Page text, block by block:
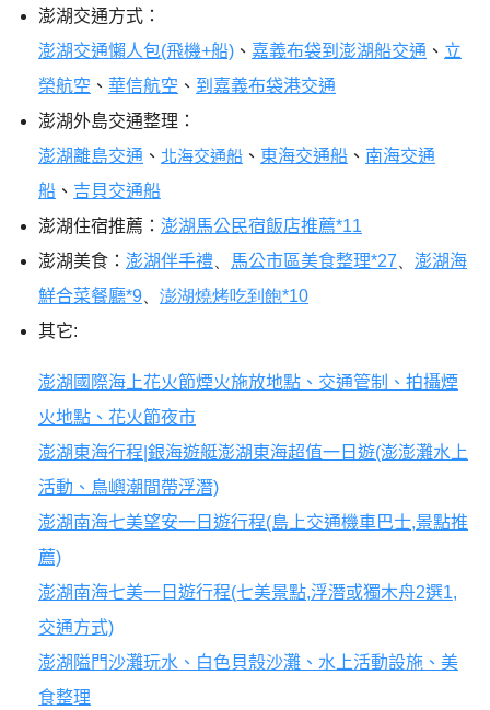
澎湖交通方式：
澎湖交通懶人包(飛機+船) 、 嘉義布袋到澎湖船交通 、 立
榮航空 、 華信航空 、 到嘉義布袋港交通
澎湖外島交通整理：
澎湖離島交通 、 北海交通船 、 東海交通船 、 南海交通
船 、 吉貝交通船
澎湖住宿推薦： 澎湖馬公民宿飯店推薦*11
澎湖美食： 澎湖伴手禮 馬公市區美食整理*27
澎湖海
鮮合菜餐廳*9
澎湖燒烤吃到飽*10
其它:
澎湖國際海上花火節煙火施放地點、交通管制、拍攝煙
火地點、花火節夜市
澎湖東海行程|銀海遊艇澎湖東海超值一日遊(澎澎灘水上
活動、鳥嶼潮間帶浮潛)
澎湖南海七美望安一日遊行程(島上交通機車巴士,景點推
薦)
澎湖南海七美一日遊行程(七美景點,浮潛或獨木舟2選1,
交通方式)
澎湖隘門沙灘玩水、白色貝殼沙灘、水上活動設施、美
食整理